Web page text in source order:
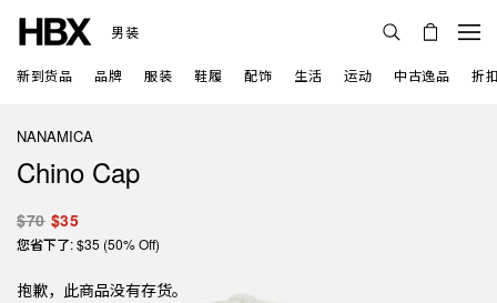
男装
新到货品 品牌 服装 鞋履 配饰 生活 运动 中古逸品 折
NANAMICA
Chino Cap
$70 $35
您省下了: $35 (50% Off)
抱歉，此商品没有存货。